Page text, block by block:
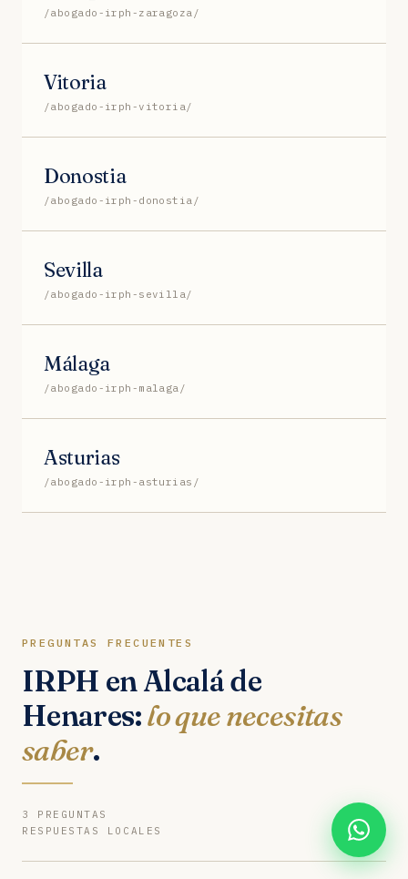
/abogado-irph-zaragoza/
Vitoria
/abogado-irph-vitoria/
Donostia
/abogado-irph-donostia/
Sevilla
/abogado-irph-sevilla/
Málaga
/abogado-irph-malaga/
Asturias
/abogado-irph-asturias/
PREGUNTAS FRECUENTES
IRPH en Alcalá de
Henares:lo que necesitas
saber.
3 PREGUNTAS
RESPUESTAS LOCALES